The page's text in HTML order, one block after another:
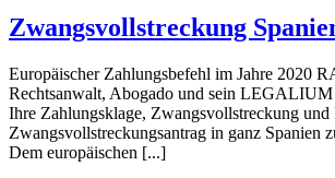
Zwangsvollstreckung
Europäischer Zahlungsbefehl im Jahre 2020
Rechtsanwalt, Abogado und sein LEGALIUM
Ihre Zahlungsklage, Zwangsvollstreckung und
Zwangsvollstreckungsantrag in ganz Spanien
Dem europäischen [...]